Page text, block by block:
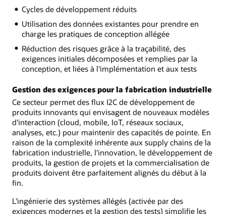
Cycles de développement réduits
Utilisation des données existantes pour prendre en
charge les pratiques de conception allégée
Réduction des risques grâce à la traçabilité, des
exigences initiales décomposées et remplies par la
conception, et liées à l'implémentation et aux tests
Gestion des exigences pour la fabrication industrielle
Ce secteur permet des flux I2C de développement de
produits innovants qui envisagent de nouveaux modèles
d'interaction (cloud, mobile, IoT, réseaux sociaux,
analyses, etc.) pour maintenir des capacités de pointe. En
raison de la complexité inhérente aux supply chains de la
fabrication industrielle, l'innovation, le développement de
produits, la gestion de projets et la commercialisation de
produits doivent être parfaitement alignés du début à la
fin.
L'ingénierie des systèmes allégés (activée par des
exigences modernes et la gestion des tests) simplifie les